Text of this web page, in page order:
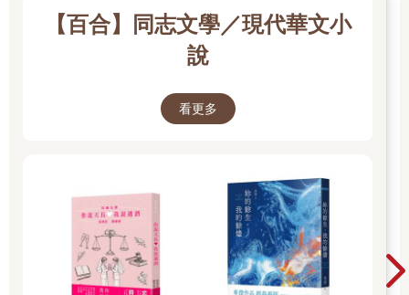
【百合】同志文學／現代華文小
說
看更多